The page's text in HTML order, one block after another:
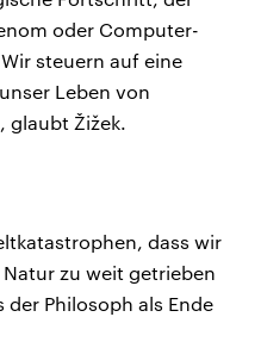
oder Computer-
steuern auf eine
Leben von
glaubt Žižek.
dass wir
zu weit getrieben
der Philosoph als Ende